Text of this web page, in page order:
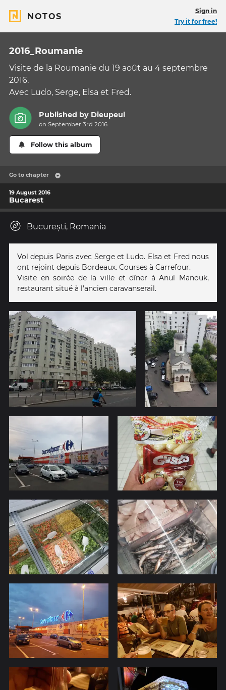
NOTOS
Sign in
Try it for free!
2016_Roumanie
Visite de la Roumanie du 19 août au 4 septembre
2016.
Avec Ludo, Serge, Elsa et Fred.
Published by Dieupeul
on September 3rd 2016
Follow this album
Go to chapter
19 August 2016
Bucarest
București, Romania
Vol depuis Paris avec Serge et Ludo. Elsa et Fred nous
ont rejoint depuis Bordeaux. Courses à Carrefour.
Visite en soirée de la ville et dîner à Anul Manouk,
restaurant situé à l'ancien caravanserail.